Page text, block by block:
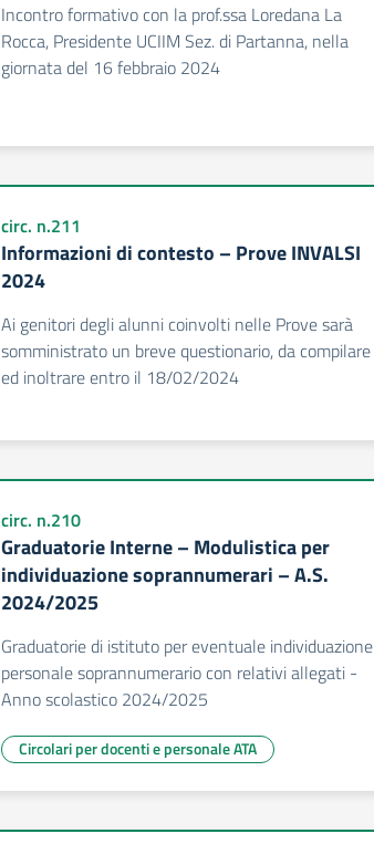
Incontro formativo con la prof.ssa Loredana La
Rocca, Presidente UCIIM Sez. di Partanna, nella
giornata del 16 febbraio 2024
circ. n.211
Informazioni di contesto – Prove INVALSI
2024
Ai genitori degli alunni coinvolti nelle Prove sarà
somministrato un breve questionario, da compilare
ed inoltrare entro il 18/02/2024
circ. n.210
Graduatorie Interne – Modulistica per
individuazione soprannumerari – A.S.
2024/2025
Graduatorie di istituto per eventuale individuazione
personale soprannumerario con relativi allegati -
Anno scolastico 2024/2025
Circolari per docenti e personale ATA